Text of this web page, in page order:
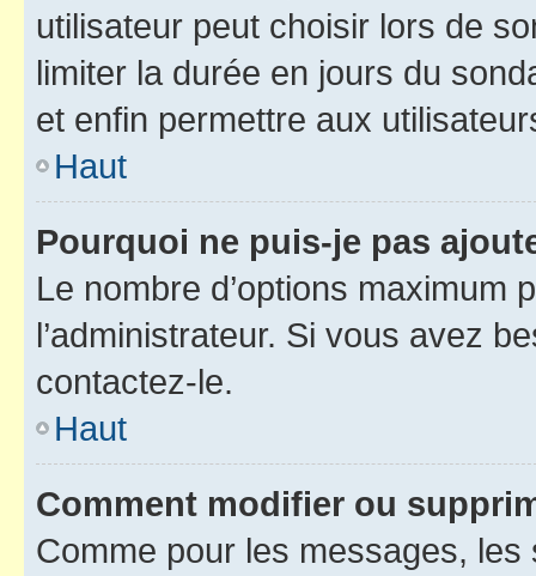
utilisateur peut choisir lors de
limiter la durée en jours du
et enfin permettre aux
Haut
Pourquoi ne puis-je pas
Le nombre d’options maximum
l’administrateur. Si vous avez
contactez-le.
Haut
Comment modifier ou
Comme pour les messages,